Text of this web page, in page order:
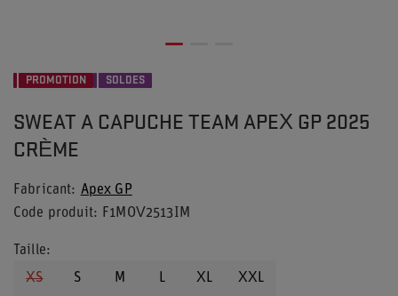
PROMOTION SOLDES
SWEAT A CAPUCHE TEAM APEX GP 2025
CRÈME
Fabricant
Apex GP
Code produit
F1MOV2513IM
Taille
XS
S M L XL
XXL